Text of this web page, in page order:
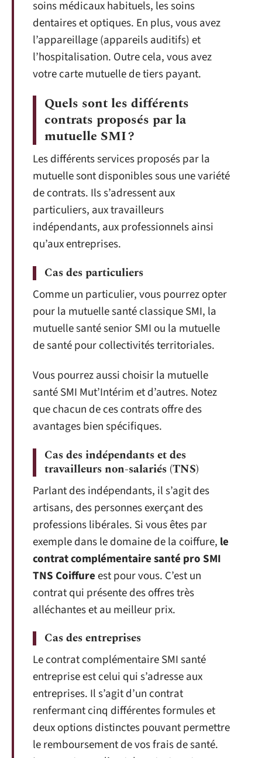
soins médicaux habituels, les soins
dentaires et optiques. En plus, vous avez
l’appareillage (appareils auditifs) et
l’hospitalisation. Outre cela, vous avez
votre carte mutuelle de tiers payant.
Quels sont les différents
contrats proposés par la
mutuelle SMI ?
Les différents services proposés par la
mutuelle sont disponibles sous une variété
de contrats. Ils s’adressent aux
particuliers, aux travailleurs
indépendants, aux professionnels ainsi
qu’aux entreprises.
Cas des particuliers
Comme un particulier, vous pourrez opter
pour la mutuelle santé classique SMI, la
mutuelle santé senior SMI ou la mutuelle
de santé pour collectivités territoriales.
Vous pourrez aussi choisir la mutuelle
santé SMI Mut’Intérim et d’autres. Notez
que chacun de ces contrats offre des
avantages bien spécifiques.
Cas des indépendants et des
travailleurs non-salariés (TNS)
Parlant des indépendants, il s’agit des
artisans, des personnes exerçant des
professions libérales. Si vous êtes par
exemple dans le domaine de la coiffure, le
contrat complémentaire santé pro SMI
TNS Coiffureest pour vous. C’est un
contrat qui présente des offres très
alléchantes et au meilleur prix.
Cas des entreprises
Le contrat complémentaire SMI santé
entreprise est celui qui s’adresse aux
entreprises. Il s’agit d’un contrat
renfermant cinq différentes formules et
deux options distinctes pouvant permettre
le remboursement de vos frais de santé.